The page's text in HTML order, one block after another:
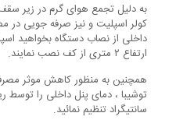
به دلیل تجمع هوای گرم در زیر
کولر اسپلیت و نیز صرفه جویی در
داخلی از نصاب دستگاه بخواهید
ارتفاع ۲ متری از کف نصب نمایند.
همچنین به منظور کاهش موثر
سانتیگراد تنظیم نمائید.